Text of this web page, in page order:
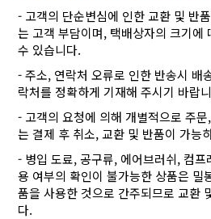
- 고객의 단순변심에 인한 교환 및 반
는 고객 부담이며, 택배상자의 크기에
수 있습니다.
- 주소, 연락처 오류로 인한 반송시 배
락처를 정확하게 기재해 주시기 바랍
- 고객의 요청에 의해 개별적으로 주
는 결제 후 취소, 교환 및 반품이 가능
- 병입 도료, 공구류, 에어브러쉬, 컴
용 여부의 확인이 불가능한 상품은 밀
품을 사용한 것으로 간주되므로 교환
다.